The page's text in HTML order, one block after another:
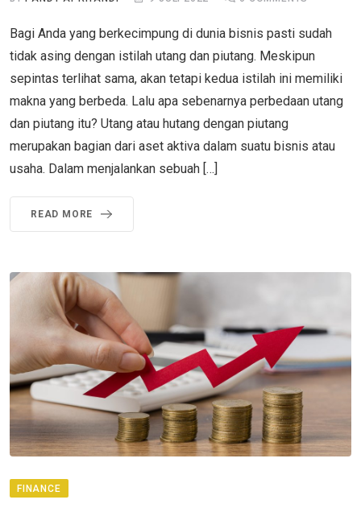
Bagi Anda yang berkecimpung di dunia bisnis pasti sudah
tidak asing dengan istilah utang dan piutang. Meskipun
sepintas terlihat sama, akan tetapi kedua istilah ini memiliki
makna yang berbeda. Lalu apa sebenarnya perbedaan utang
dan piutang itu? Utang atau hutang dengan piutang
merupakan bagian dari aset aktiva dalam suatu bisnis atau
usaha. Dalam menjalankan sebuah […]
READ MORE
FINANCE